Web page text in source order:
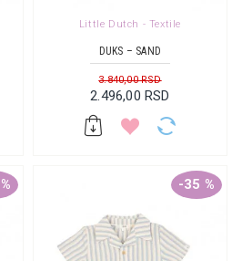
Little Dutch - Textile
DUKS – SAND
2.496,00 RSD
3.840,00 RSD
-35 %